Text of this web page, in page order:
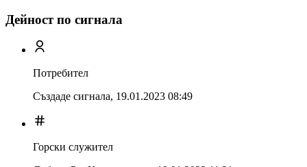
Дейност по сигнала
Потребител
Създаде сигнала, 19.01.2023 08:49
Горски служител